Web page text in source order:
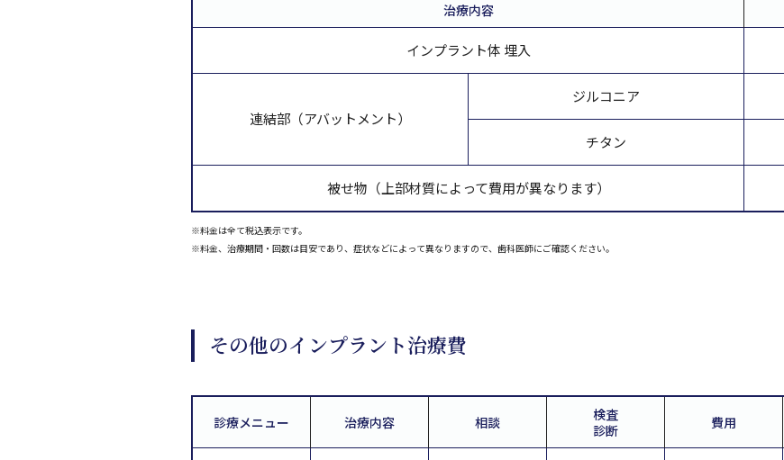
治療内容
インプラント体 埋入
連結部（アバットメント）
ジルコニア
チタン
被せ物（上部材質によって費用が異なります）
※料金は全て税込表示です。
※料金、治療期間・回数は目安であり、症状などによって異なりますので、歯科医師にご確認ください。
その他のインプラント治療費
診療メニュー 治療内容 相談
検査
診断
費用